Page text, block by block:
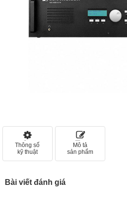
Thông số
kỹ thuật
Mô tả
sản phẩm
Bài viết đánh giá